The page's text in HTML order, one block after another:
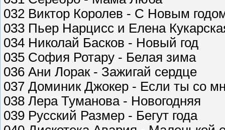
032 Виктор Королев - С Новым
033 Пьер Нарцисс и Елена
034 Николай Басков - Новый год
035 София Ротару - Белая зима
036 Ани Лорак - Зажигай сердце
037 Доминик Джокер - Если ты со
038 Лера Туманова - Новогодняя
039 Русский Размер - Бегут года